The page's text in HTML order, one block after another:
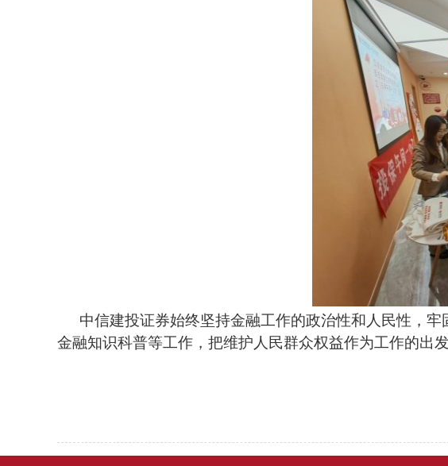
中信建投证券始终坚持金融工作的政治性和人民性，
金融知识科普等工作，把维护人民群众权益作为工作的出